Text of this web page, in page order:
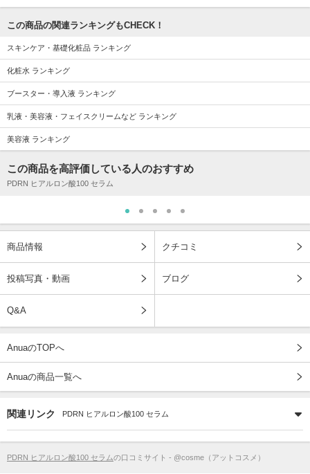
この商品の関連ランキングもCHECK！
スキンケア・基礎化粧品 ランキング
化粧水 ランキング
ブースター・導入液 ランキング
乳液・美容液・フェイスクリームなど ランキング
美容液 ランキング
この商品を高評価している人のおすすめ
PDRN ヒアルロン酸100 セラム
商品情報 クチコミ
投稿写真・動画 ブログ
Q&A
AnuaのTOPへ
Anuaの商品一覧へ
関連リンク PDRN ヒアルロン酸100 セラム
PDRN ヒアルロン酸100 セラムの口コミサイト - @cosme（アットコスメ）